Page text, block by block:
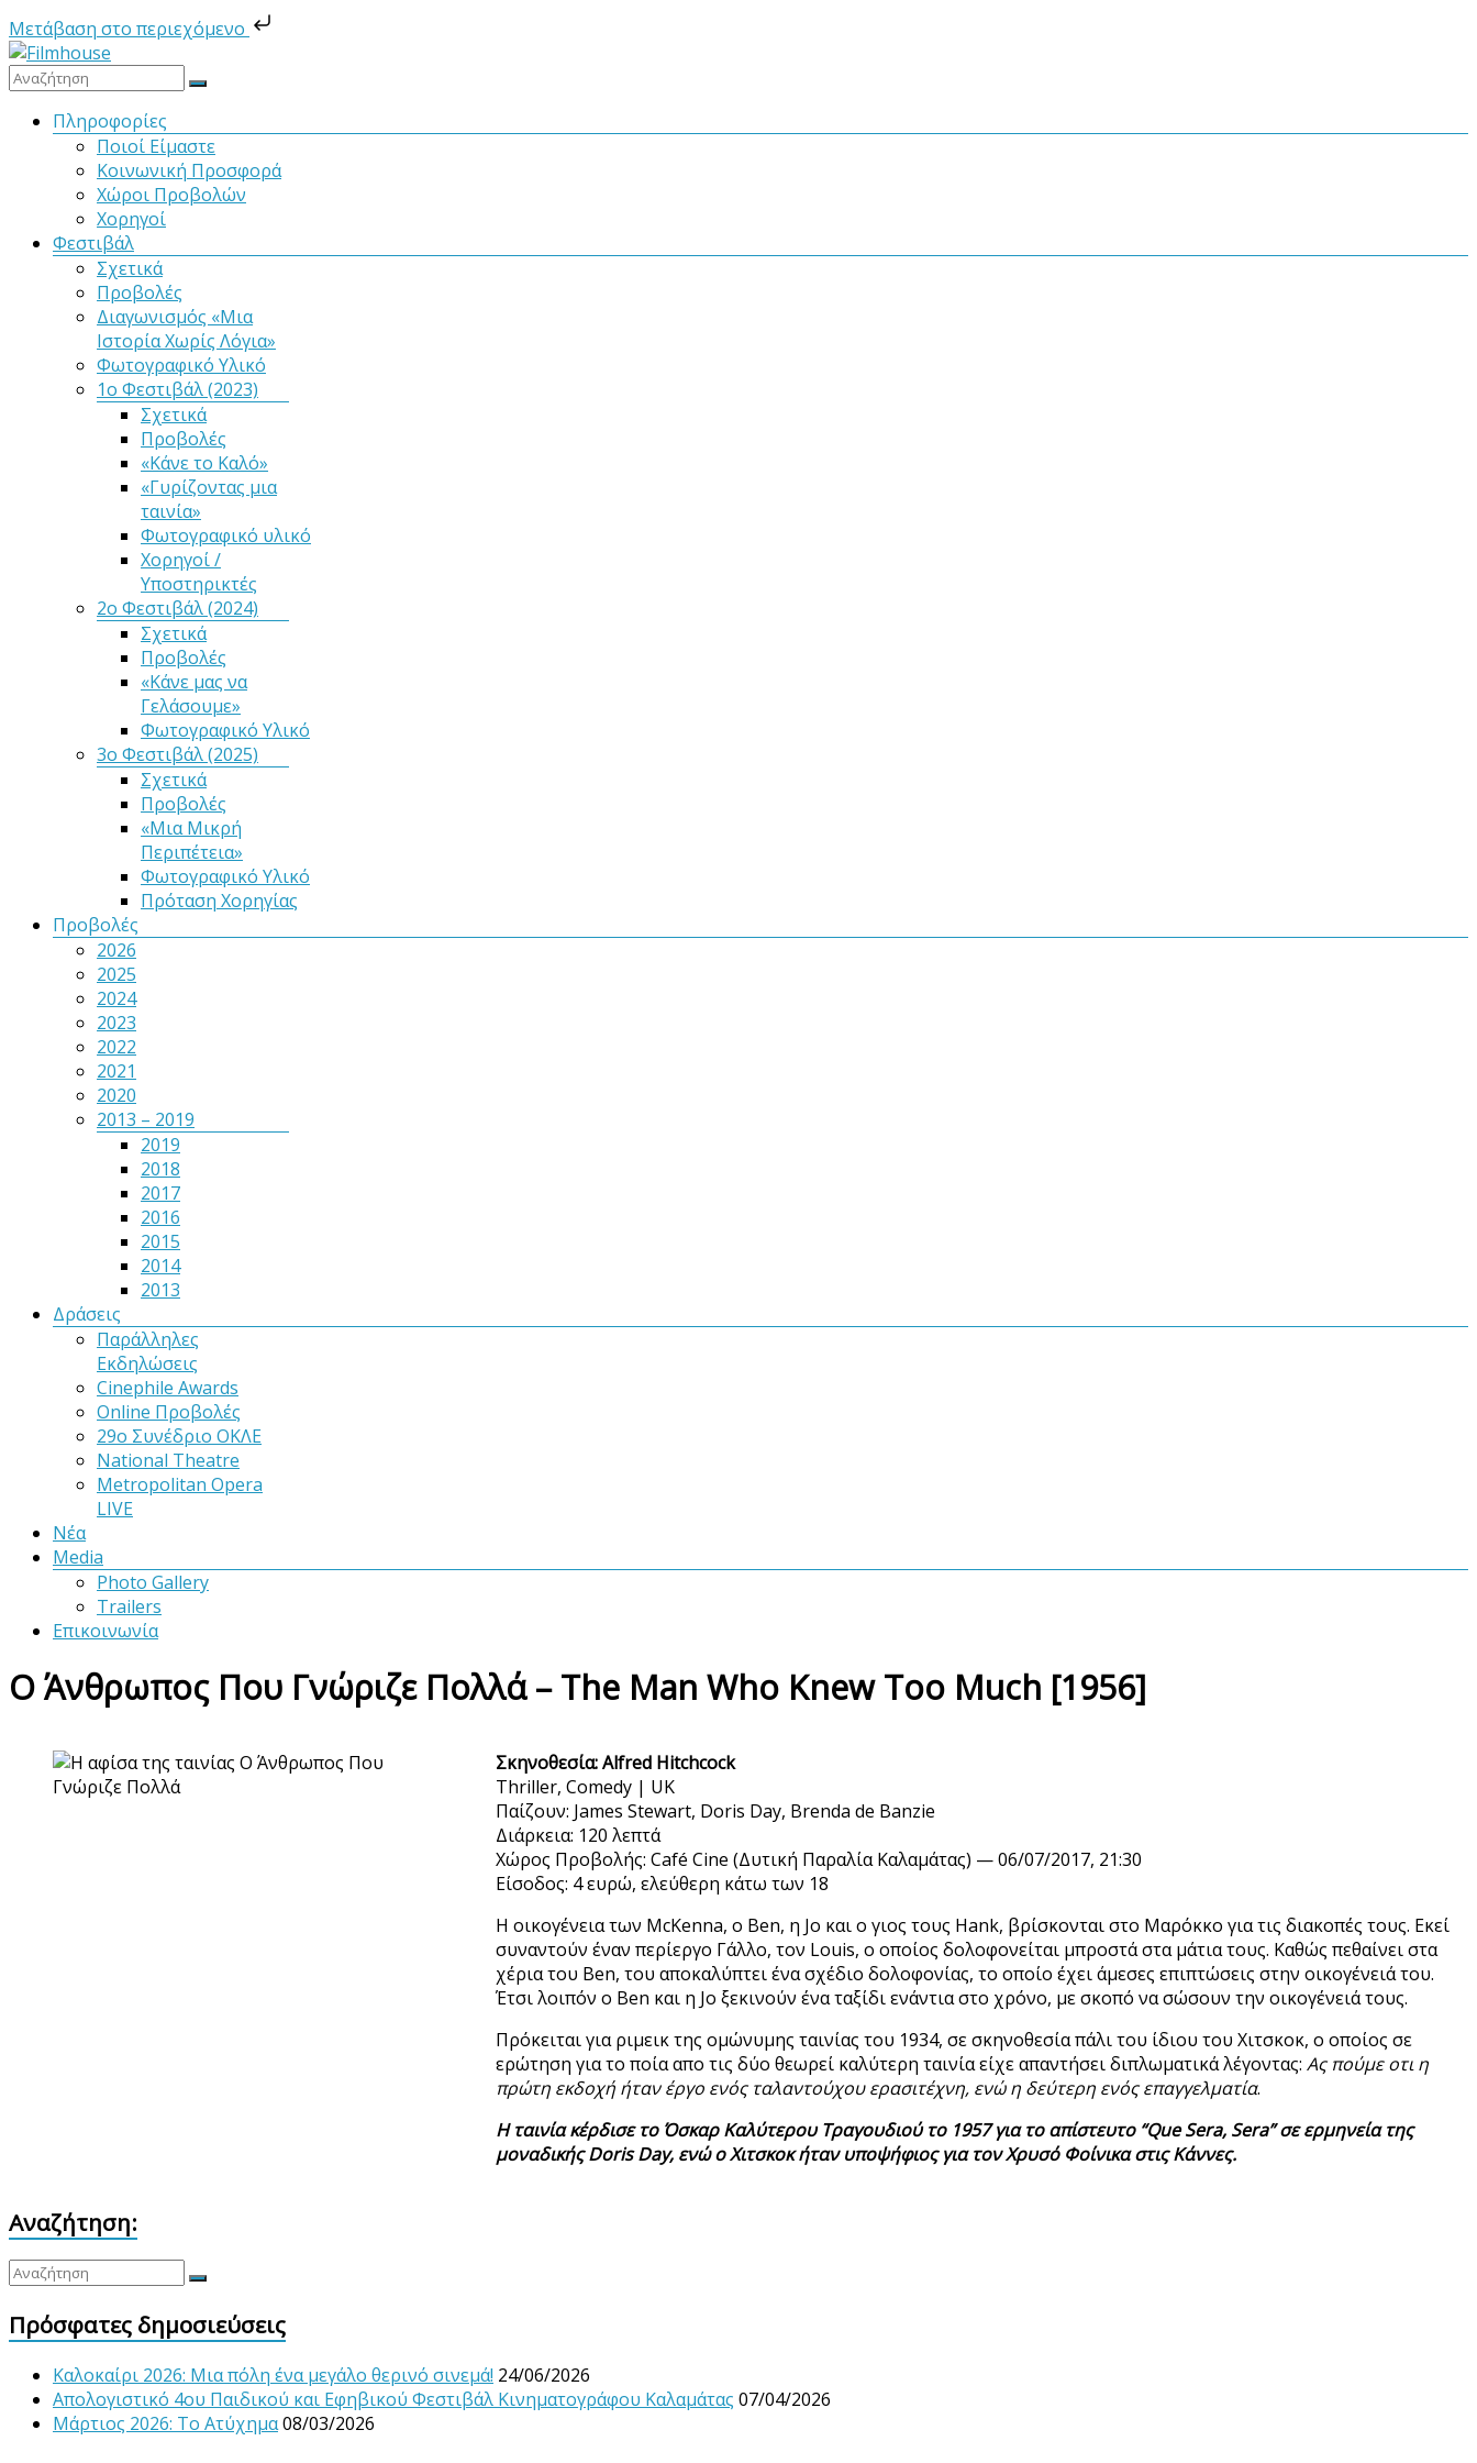
Μετάβαση στο περιεχόμενο
Μετάβαση
στο
Filmhouse
Κινηματογραφική
Καλαμάτας
ΜενούΠληροφορίες
Ποιοί Είμαστε
Κοινωνική Προσφορά
Χώροι Προβολών
Χορηγοί
Φεστιβάλ
Σχετικά
Προβολές
Διαγωνισμός «Μια
Ιστορία Χωρίς Λόγια»
Φωτογραφικό Υλικό
1ο Φεστιβάλ (2023)
Σχετικά
Προβολές
«Κάνε το Καλό»
«Γυρίζοντας μια
ταινία»
Φωτογραφικό υλικό
Χορηγοί /
Υποστηρικτές
2ο Φεστιβάλ (2024)
Σχετικά
Προβολές
«Κάνε μας να
Γελάσουμε»
Φωτογραφικό Υλικό
3ο Φεστιβάλ (2025)
Σχετικά
Προβολές
«Μια Μικρή
Περιπέτεια»
Φωτογραφικό Υλικό
Πρόταση Χορηγίας
Προβολές
2026
2025
2024
2023
2022
2021
2020
2013 – 2019
2019
2018
2017
2016
2015
2014
2013
Δράσεις
Παράλληλες
Εκδηλώσεις
Cinephile Awards
Online Προβολές
29ο Συνέδριο ΟΚΛΕ
National Theatre
Metropolitan Opera
LIVE
Νέα
Media
Photo Gallery
Trailers
Επικοινωνία
Ο Άνθρωπος Που Γνώριζε Πολλά – The Man Who Knew Too Much [1956]
Σκηνοθεσία: Alfred Hitchcock
Thriller, Comedy | UK
Παίζουν: James Stewart, Doris Day, Brenda de Banzie
Διάρκεια: 120 λεπτά
Χώρος Προβολής: Café Cine (Δυτική Παραλία Καλαμάτας) — 06/07/2017, 21:30
Είσοδος: 4 ευρώ, ελεύθερη κάτω των 18
H οικογένεια των McKenna, ο Ben, η Jo και ο γιος τους Hank, βρίσκονται στο Μαρόκκο για τις διακοπές τους. Εκεί
συναντούν έναν περίεργο Γάλλο, τον Louis, ο οποίος δολοφονείται μπροστά στα μάτια τους. Καθώς πεθαίνει στα
χέρια του Ben, του αποκαλύπτει ένα σχέδιο δολοφονίας, το οποίο έχει άμεσες επιπτώσεις στην οικογένειά του.
Έτσι λοιπόν ο Ben και η Jo ξεκινούν ένα ταξίδι ενάντια στο χρόνο, με σκοπό να σώσουν την οικογένειά τους.
Πρόκειται για ριμεικ της ομώνυμης ταινίας του 1934, σε σκηνοθεσία πάλι του ίδιου του Χιτσκοκ, ο οποίος σε
ερώτηση για το ποία απο τις δύο θεωρεί καλύτερη ταινία είχε απαντήσει διπλωματικά λέγοντας: Ας πούμε οτι η
πρώτη εκδοχή ήταν έργο ενός ταλαντούχου ερασιτέχνη, ενώ η δεύτερη ενός επαγγελματία.
Η ταινία κέρδισε το Όσκαρ Καλύτερου Τραγουδιού το 1957 για το απίστευτο “Que Sera, Sera” σε ερμηνεία της
μοναδικής Doris Day, ενώ ο Χιτσκοκ ήταν υποψήφιος για τον Χρυσό Φοίνικα στις Κάννες.
Αναζήτηση:
Πρόσφατες δημοσιεύσεις
Καλοκαίρι 2026: Μια πόλη ένα μεγάλο θερινό σινεμά! 24/06/2026
Απολογιστικό 4ου Παιδικού και Εφηβικού Φεστιβάλ Κινηματογράφου Καλαμάτας 07/04/2026
Μάρτιος 2026: Το Ατύχημα08/03/2026